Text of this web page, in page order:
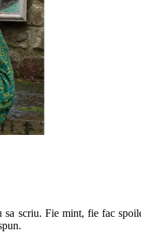
sa scriu. Fie mint, fie fac